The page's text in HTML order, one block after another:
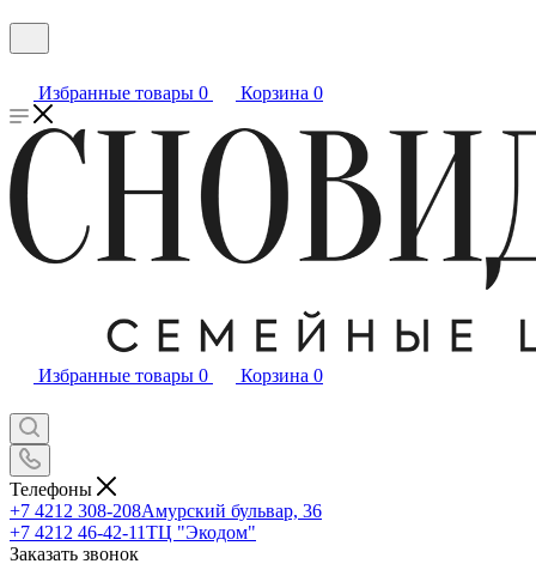
Избранные товары 0 Корзина 0
Избранные товары 0 Корзина 0
Телефоны
+7 4212 308-208Амурский бульвар, 36
+7 4212 46-42-11ТЦ "Экодом"
Заказать звонок